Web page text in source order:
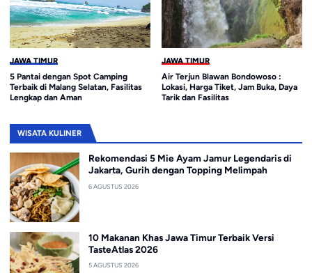
JAWA TIMUR
Air Terjun Blawan Bondowoso :
Lokasi, Harga Tiket, Jam Buka, Daya
Tarik dan Fasilitas
JAWA TIMUR
14 Pantai di Surabaya dan Sekitarnya
yang Cocok untuk Liburan Keluarga
WISATA KULINER
Rekomendasi 5 Mie Ayam Jamur Legendaris di
Jakarta, Gurih dengan Topping Melimpah
6 AGUSTUS 2026
10 Makanan Khas Jawa Timur Terbaik Versi
TasteAtlas 2026
5 AGUSTUS 2026